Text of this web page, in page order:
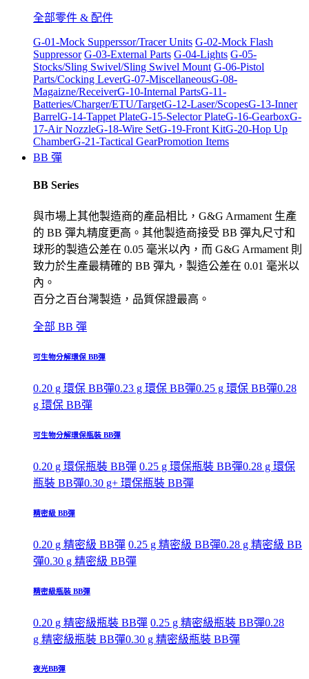
全部零件 & 配件
G-01-Mock Supperssor/Tracer Units G-02-Mock Flash
Suppressor G-03-External Parts G-04-Lights G-05-
Stocks/Sling Swivel/Sling Swivel Mount G-06-Pistol
Parts/Cocking LeverG-07-MiscellaneousG-08-
Magaizne/ReceiverG-10-Internal PartsG-11-
Batteries/Charger/ETU/TargetG-12-Laser/ScopesG-13-Inner
BarrelG-14-Tappet PlateG-15-Selector PlateG-16-GearboxG-
17-Air NozzleG-18-Wire SetG-19-Front KitG-20-Hop Up
ChamberG-21-Tactical GearPromotion Items
BB 彈
BB Series
與市場上其他製造商的產品相比，G&G Armament 生產
的 BB 彈丸精度更高。其他製造商接受 BB 彈丸尺寸和
球形的製造公差在 0.05 毫米以內，而 G&G Armament 則
致力於生產最精確的 BB 彈丸，製造公差在 0.01 毫米以
內。
百分之百台灣製造，品質保證最高。
全部 BB 彈
可生物分解環保 BB彈
0.20 g 環保 BB彈0.23 g 環保 BB彈0.25 g 環保 BB彈0.28
g 環保 BB彈
可生物分解環保瓶裝 BB彈
0.20 g 環保瓶裝 BB彈 0.25 g 環保瓶裝 BB彈0.28 g 環保
瓶裝 BB彈0.30 g+ 環保瓶裝 BB彈
精密級 BB彈
0.20 g 精密級 BB彈 0.25 g 精密級 BB彈0.28 g 精密級 BB
彈0.30 g 精密級 BB彈
精密級瓶裝 BB彈
0.20 g 精密級瓶裝 BB彈 0.25 g 精密級瓶裝 BB彈0.28
g 精密級瓶裝 BB彈0.30 g 精密級瓶裝 BB彈
夜光BB彈